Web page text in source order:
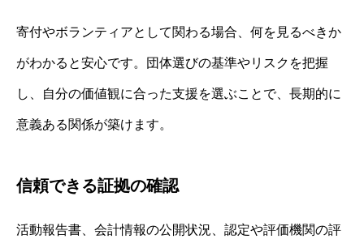
寄付やボランティアとして関わる場合、何を見るべきか
がわかると安心です。団体選びの基準やリスクを把握
し、自分の価値観に合った支援を選ぶことで、長期的に
意義ある関係が築けます。
信頼できる証拠の確認
活動報告書、会計情報の公開状況、認定や評価機関の評